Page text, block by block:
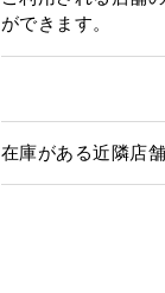
ができます。
在庫がある近隣店舗